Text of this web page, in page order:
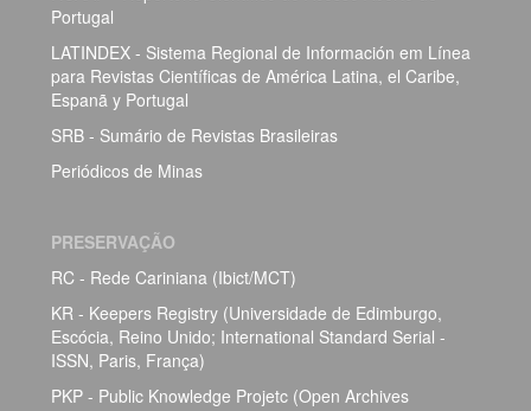
Portugal
LATINDEX - Sistema Regional de Información em Línea
para Revistas Científicas de América Latina, el Caribe,
Espanã y Portugal
SRB - Sumário de Revistas Brasileiras
Periódicos de Minas
PRESERVAÇÃO
RC - Rede Cariniana (Ibict/MCT)
KR - Keepers Registry (Universidade de Edimburgo,
Escócia, Reino Unido; International Standard Serial -
ISSN, Paris, França)
PKP - Public Knowledge Projetc (Open Archives